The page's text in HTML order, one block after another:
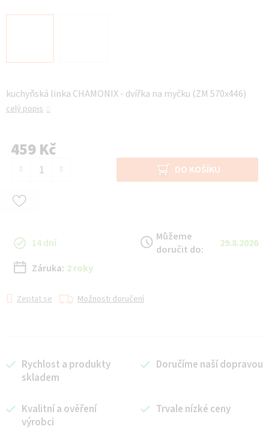
kuchyňská linka CHAMONIX - dvířka na myčku (ZM 570x446)
celý popis
459 Kč
DO KOŠÍKU
14 dní
Můžeme
doručit do:
29.8.2026
Záruka: 2 roky
Zeptat se Možnosti doručení
Rychlost a produkty
skladem
Doručíme naší dopravou
Kvalitní a ověření
výrobci
Trvale nízké ceny